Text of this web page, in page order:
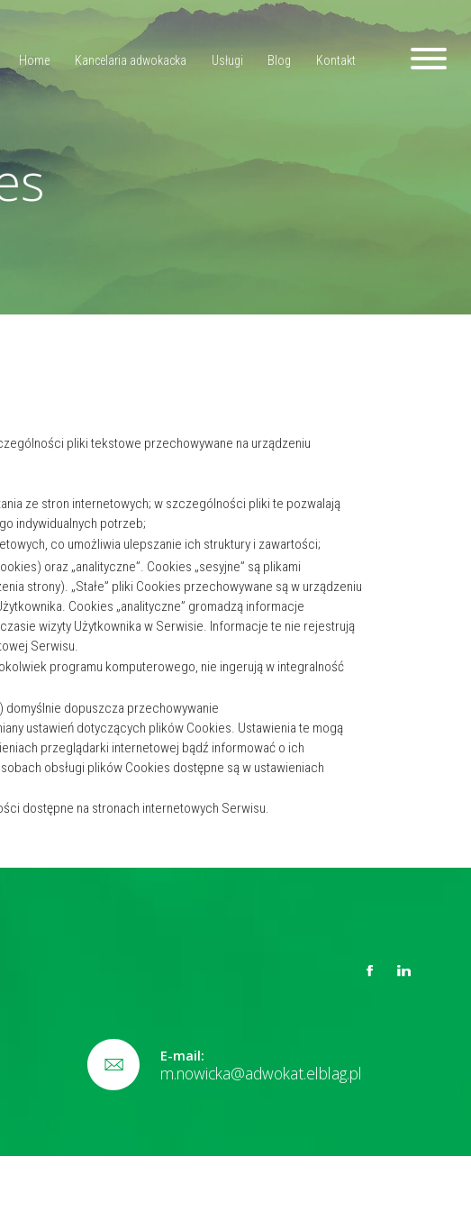
Home Kancelaria adwokacka Usługi Blog Kontakt
pliki tekstowe przechowywane na urządzeniu
ze stron internetowych; w szczególności pliki te pozwalają
indywidualnych potrzeb;
co umożliwia ulepszanie ich struktury i zawartości;
oraz „analityczne”. Cookies „sesyjne” są plikami
strony). „Stałe” pliki Cookies przechowywane są w urządzeniu
Cookies „analityczne” gromadzą informacje
wizyty Użytkownika w Serwisie. Informacje te nie rejestrują
Serwisu.
programu komputerowego, nie ingerują w integralność
dopuszcza przechowywanie
ustawień dotyczących plików Cookies. Ustawienia te mogą
przeglądarki internetowej bądź informować o ich
obsługi plików Cookies dostępne są w ustawieniach
dostępne na stronach internetowych Serwisu.
E-mail:
m.nowicka@adwokat.elblag.pl